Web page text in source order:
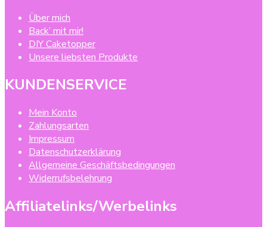
Über mich
Back’ mit mir!
DIY Caketopper
Unsere liebsten Produkte
KUNDENSERVICE
Mein Konto
Zahlungsarten
Impressum
Datenschutzerklärung
Allgemeine Geschäftsbedingungen
Widerrufsbelehrung
Affiliatelinks/Werbelinks